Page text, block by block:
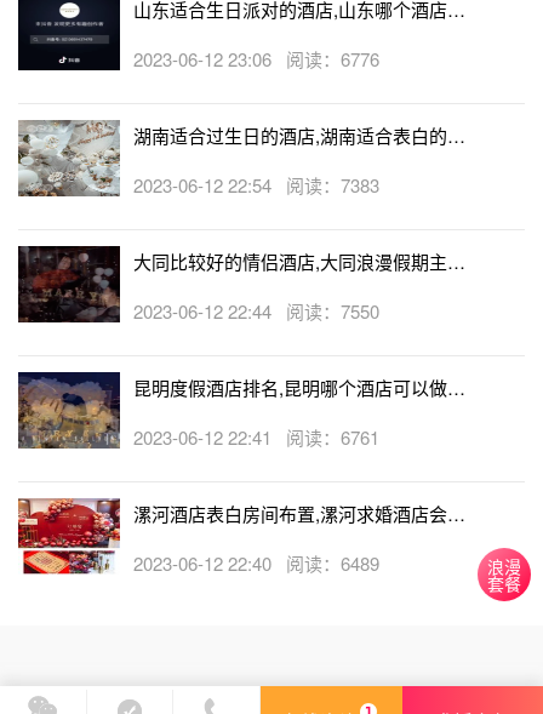
山东适合生日派对的酒店,山东哪个酒店有
2023-06-12 23:06 阅读：6776
湖南适合过生日的酒店,湖南适合表白的酒
2023-06-12 22:54 阅读：7383
大同比较好的情侣酒店,大同浪漫假期主题
2023-06-12 22:44 阅读：7550
昆明度假酒店排名,昆明哪个酒店可以做求
2023-06-12 22:41 阅读：6761
漯河酒店表白房间布置,漯河求婚酒店会帮
2023-06-12 22:40 阅读：6489 浪漫
套餐